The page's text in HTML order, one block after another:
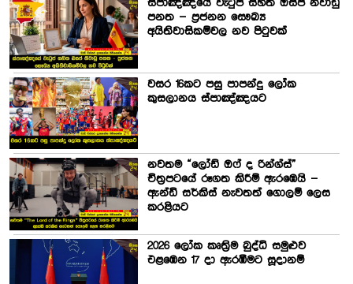
ස්පාඤ්ඤයේ වැටුප් සහිත ඔසප් නිවාඩු
පනත – ප්‍රජනන සෞඛ්‍ය
අයිතිවාසිකම්වල නව පිටුවක්
වසර 16කට පසු පාපන්දු ලෝක
කුසලානය ස්පාඤ්ඤයට
නවතම “ලෝඩ් ඔෆ් ද රින්ග්ස්”
චිත්‍රපටයේ රූගත කිරීම් ඇරඹෙයි –
ඇන්ඩි සර්කිස් නැවතත් ගොලම් ලෙස
කරළියට
2026 ලෝක කෘත්‍රිම බුද්ධි සමුළුව
එළඹෙන 17 දා ඇරඹීමට සූදානම්